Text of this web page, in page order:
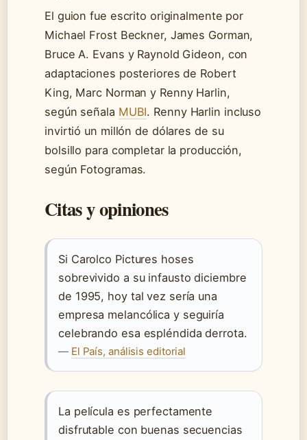
El guion fue escrito originalmente por
Michael Frost Beckner, James Gorman,
Bruce A. Evans y Raynold Gideon, con
adaptaciones posteriores de Robert
King, Marc Norman y Renny Harlin,
según señala MUBI. Renny Harlin incluso
invirtió un millón de dólares de su
bolsillo para completar la producción,
según Fotogramas.
Citas y opiniones
Si Carolco Pictures hoses
sobrevivido a su infausto diciembre
de 1995, hoy tal vez sería una
empresa melancólica y seguiría
celebrando esa espléndida derrota.
— El País, análisis editorial
La película es perfectamente
disfrutable con buenas secuencias